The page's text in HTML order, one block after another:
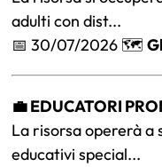
adulti con dist...
📅 30/07/2026 🗺️
💼 EDUCATORI
La risorsa opererà a
educativi special...